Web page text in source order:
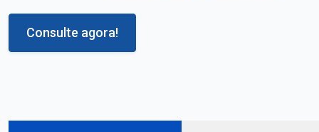
Consulte agora!